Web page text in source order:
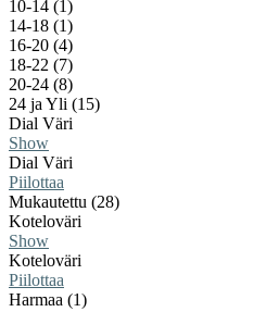
10-14 (1)
14-18 (1)
16-20 (4)
18-22 (7)
20-24 (8)
24 ja Yli (15)
Dial Väri
Show
Dial Väri
Piilottaa
Mukautettu (28)
Koteloväri
Show
Koteloväri
Piilottaa
Harmaa (1)